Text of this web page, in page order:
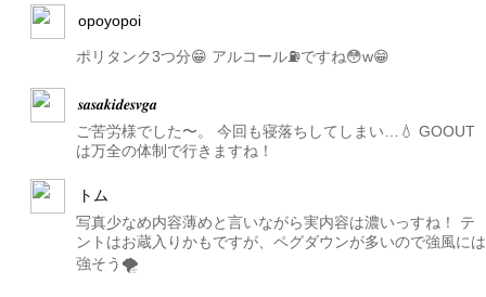
opoyopoi
ポリタンク3つ分😁 アルコール⛽️ですね😳w😁
𝒔𝒂𝒔𝒂𝒌𝒊𝒅𝒆𝒔𝒗𝒈𝒂
ご苦労様でした〜。 今回も寝落ちしてしまい…💧 GOOUT
は万全の体制で行きますね！
トム
写真少なめ内容薄めと言いながら実内容は濃いっすね！ テ
ントはお蔵入りかもですが、ペグダウンが多いので強風には
強そう🌪